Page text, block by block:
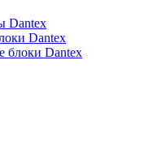
Dantex
Dantex
блоки Dantex